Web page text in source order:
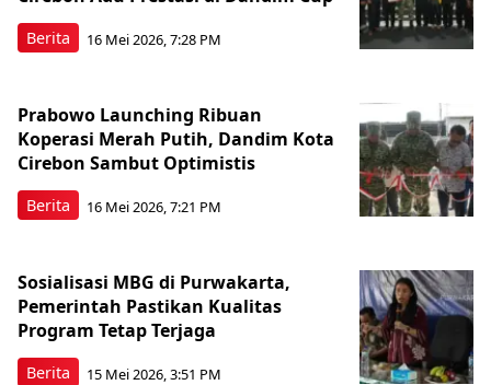
Berita 16 Mei 2026, 7:28 PM
Berita
Prabowo Launching Ribuan
Koperasi Merah Putih, Dandim Kota
Cirebon Sambut Optimistis
16 Mei 2026, 7:21 PM
Berita
Sosialisasi MBG di Purwakarta,
Pemerintah Pastikan Kualitas
Program Tetap Terjaga
15 Mei 2026, 3:51 PM